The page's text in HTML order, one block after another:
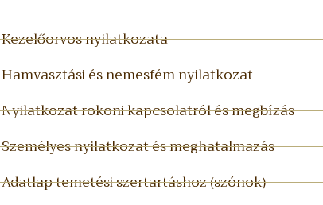
Kezelőorvos nyilatkozata
Hamvasztási és nemesfém nyilatkozat
Nyilatkozat rokoni kapcsolatról és megbízás
Személyes nyilatkozat és meghatalmazás
Adatlap temetési szertartáshoz (szónok)